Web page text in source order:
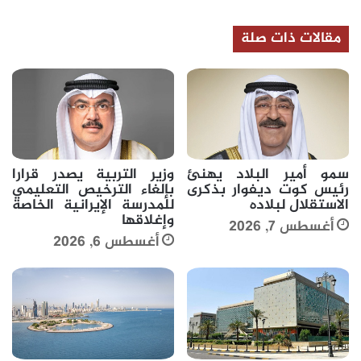
مقالات ذات صلة
سمو أمير البلاد يهنئ
رئيس كوت ديفوار بذكرى
الاستقلال لبلاده
أغسطس 7, 2026
وزير التربية يصدر قرارا
بإلغاء الترخيص التعليمي
للمدرسة الإيرانية الخاصة
وإغلاقها
أغسطس 6, 2026